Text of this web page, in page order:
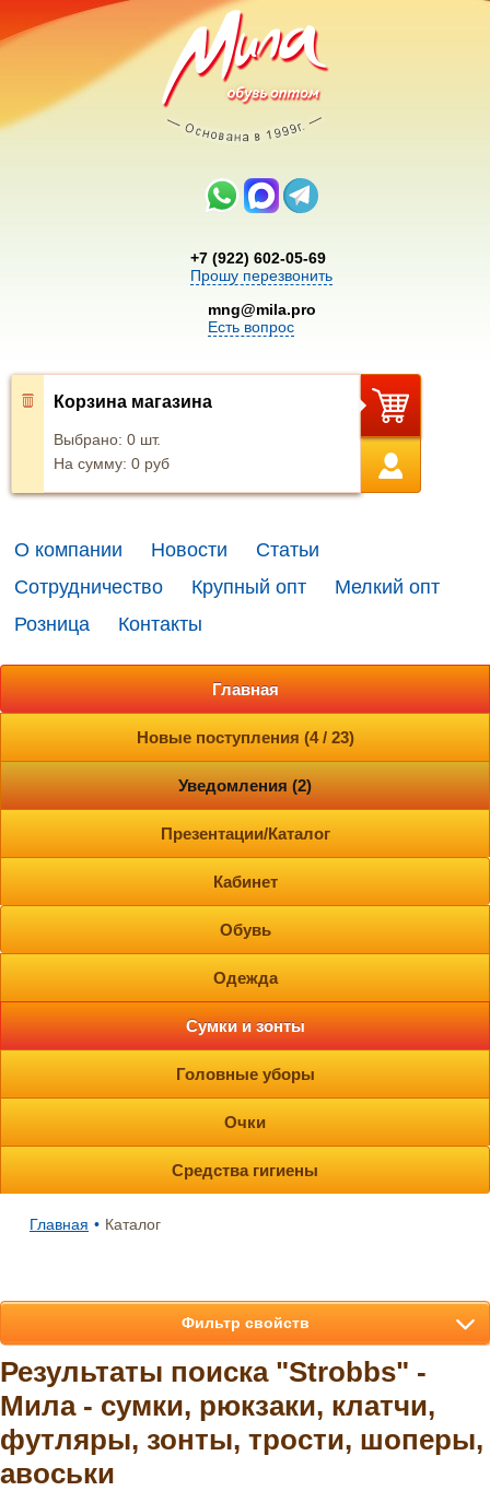
+7 (922) 602-05-69
Прошу перезвонить
mng@mila.pro
Есть вопрос
Корзина магазина
Выбрано: 0 шт.
На сумму: 0 руб
О компании Новости
Статьи
Сотрудничество
Крупный опт
Мелкий опт
Розница
Контакты
Главная
Новые поступления (4 / 23)
Уведомления (2)
Презентации/Каталог
Кабинет
Обувь
Одежда
Сумки и зонты
Головные уборы
Очки
Средства гигиены
Главная • Каталог
Результаты поиска "Strobbs" -
Мила - сумки, рюкзаки, клатчи,
футляры, зонты, трости, шоперы,
авоськи
Фильтр свойств